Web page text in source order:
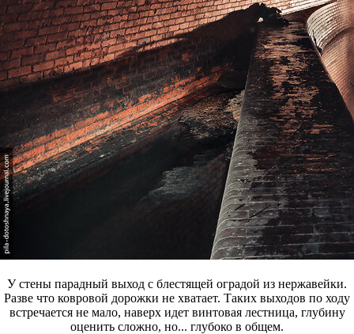
У стены парадный выход с блестящей оградой из нержавейки.
Разве что ковровой дорожки не хватает. Таких выходов по ходу
встречается не мало, наверх идет винтовая лестница, глубину
оценить сложно, но... глубоко в общем.